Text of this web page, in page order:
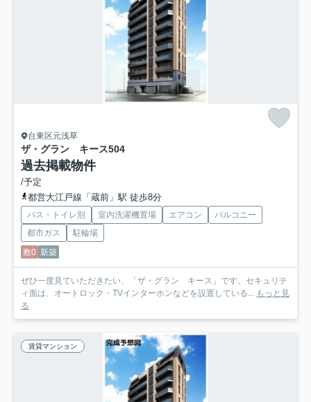
台東区元浅草
ザ・グラン キース504
過去掲載物件
/予定
都営大江戸線「蔵前」駅 徒歩8分
バス・トイレ別 室内洗濯機置場 エアコン
バルコニー
都市ガス
駐輪場
敷0 新築
ぜひ一度見ていただきたい、「ザ・グラン キース」です。セキュリテ
ィ面は、オートロック・TVインターホンなどを設置している...
もっと見
る
賃貸マンション